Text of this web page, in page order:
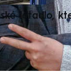
letadlo,